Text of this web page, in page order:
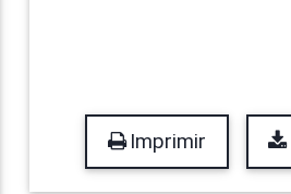
Imprimir